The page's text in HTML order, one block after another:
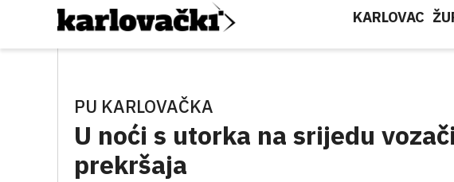
KARLOVAC
PU KARLOVAČKA
U noći s utorka na srijedu
prekršaja